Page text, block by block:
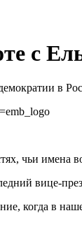
с
в
чьи имена
вице-
когда в